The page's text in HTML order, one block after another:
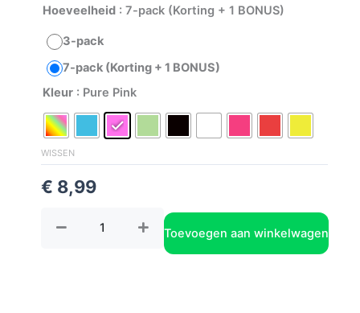
Hoeveelheid : 7-pack (Korting + 1 BONUS)
3-pack
7-pack (Korting + 1 BONUS)
Kleur : Pure Pink
WISSEN
€ 8,99
Claim
aantal
Toevoegen aan winkelwagen